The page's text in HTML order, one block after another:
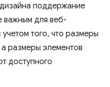
поддержание
важным для веб-
того, что размеры
размеры элементов
доступного